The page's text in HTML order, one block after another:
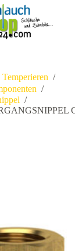
Temperieren /
/
/